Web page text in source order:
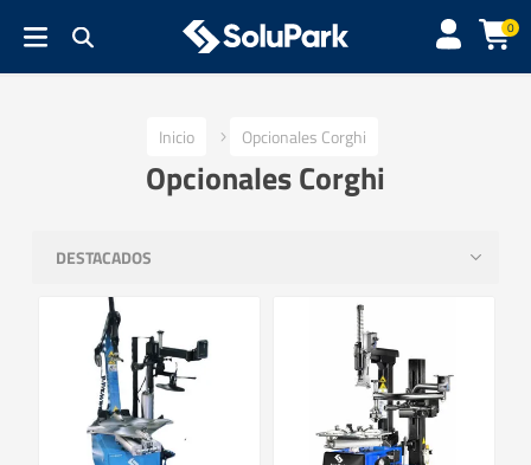
0
Inicio Opcionales Corghi
Opcionales Corghi